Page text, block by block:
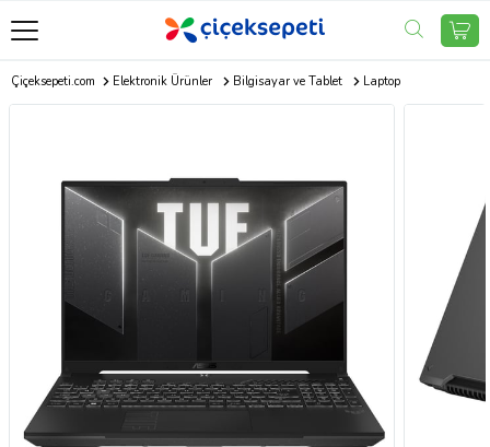
Çiçeksepeti.com Elektronik Ürünler Bilgisayar ve Tablet Laptop